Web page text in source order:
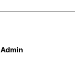
Admin